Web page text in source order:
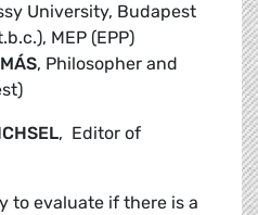
University, Budapest
MEP (EPP)
, Philosopher and
, Editor of
to evaluate if there is a